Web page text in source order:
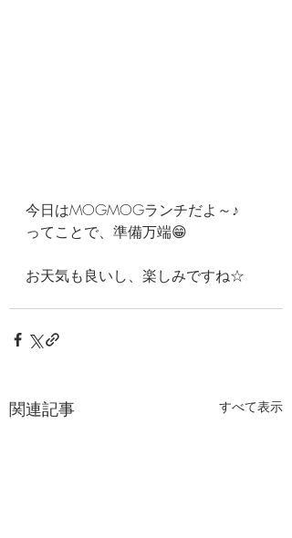
今日はMOGMOGランチだよ～♪
ってことで、準備万端😁
お天気も良いし、楽しみですね☆
関連記事 すべて表示